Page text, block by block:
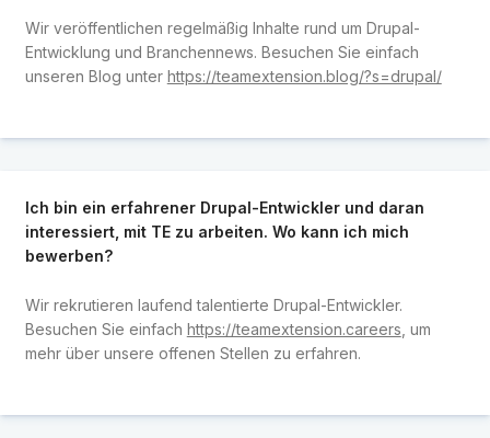
Wir veröffentlichen regelmäßig Inhalte rund um Drupal-
Entwicklung und Branchennews. Besuchen Sie einfach
unseren Blog unter https://teamextension.blog/?s=drupal/
Ich bin ein erfahrener Drupal-Entwickler und daran
interessiert, mit TE zu arbeiten. Wo kann ich mich
bewerben?
Wir rekrutieren laufend talentierte Drupal-Entwickler.
Besuchen Sie einfach https://teamextension.careers , um
mehr über unsere offenen Stellen zu erfahren.